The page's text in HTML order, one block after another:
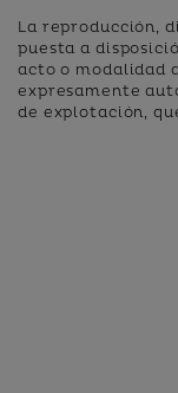
La reproducción,
puesta a
acto o modalidad
expresamente
de explotación,